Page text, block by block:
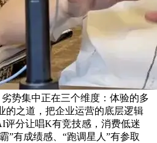
势集中正在三个维度：体验的多
的之道，把企业运营的底层逻辑
评分让唱K有竞技感，消费低迷
”有成绩感、“跑调星人”有参取